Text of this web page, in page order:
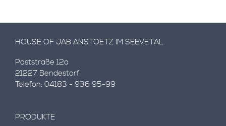
HOUSE OF JAB ANSTOETZ IM SEEVETAL
Poststraße 12a
21227 Bendestorf
Telefon: 04183 - 936 95-99
PRODUKTE